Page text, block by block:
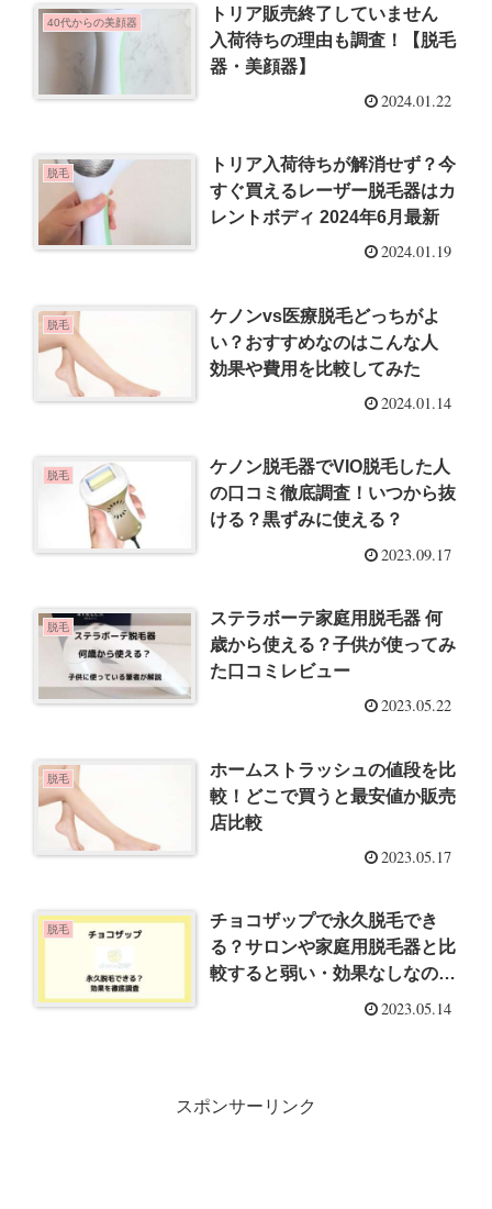
40代からの美顔器
トリア販売終了していません
入荷待ちの理由も調査！【脱毛
器・美顔器】
2024.01.22
脱毛
トリア入荷待ちが解消せず？今
すぐ買えるレーザー脱毛器はカ
レントボディ 2024年6月最新
2024.01.19
脱毛
ケノンvs医療脱毛どっちがよ
い？おすすめなのはこんな人
効果や費用を比較してみた
2024.01.14
脱毛
ケノン脱毛器でVIO脱毛した人
の口コミ徹底調査！いつから抜
ける？黒ずみに使える？
2023.09.17
脱毛
ステラボーテ家庭用脱毛器 何
歳から使える？子供が使ってみ
た口コミレビュー
2023.05.22
脱毛
ホームストラッシュの値段を比
較！どこで買うと最安値か販売
店比較
2023.05.17
脱毛
チョコザップで永久脱毛でき
る？サロンや家庭用脱毛器と比
較すると弱い・効果なしなのか
2023.05.14
スポンサーリンク